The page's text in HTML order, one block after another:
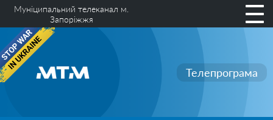
Муніципальний телеканал м.
Запоріжжя
Телепрограма